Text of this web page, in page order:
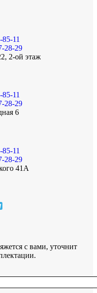
11
28-29
2-ой этаж
11
28-29
6
11
28-29
41А
с вами, уточнит